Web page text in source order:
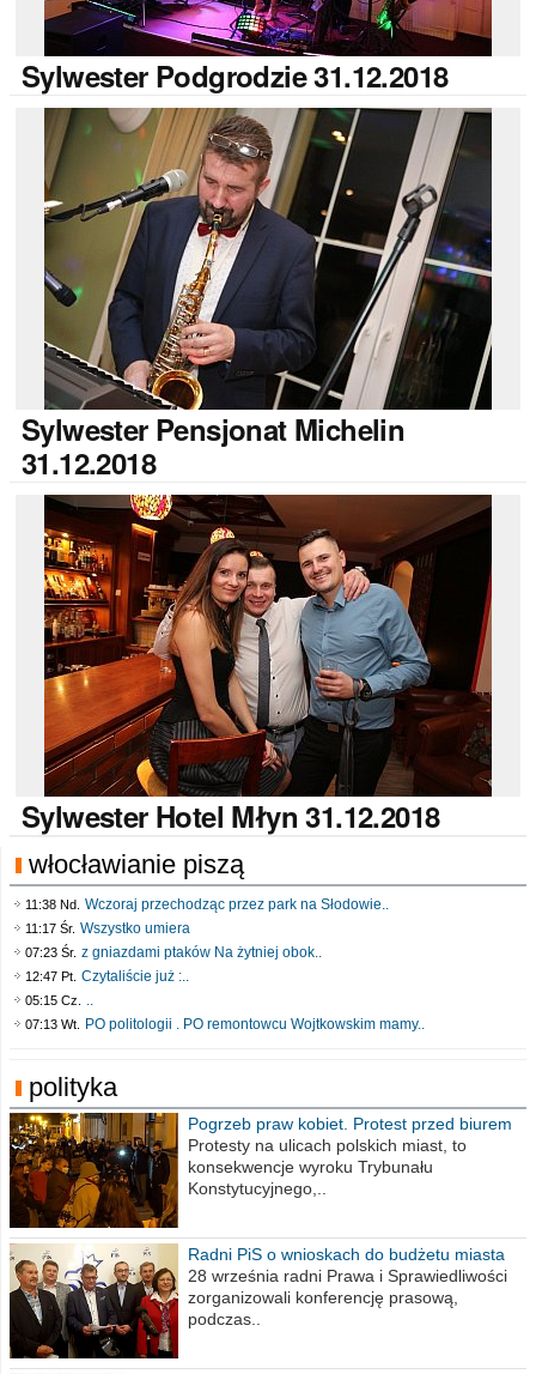
SylwesterPodgrodzie 31.12.2018
SylwesterPensjonat Michelin
31.12.2018
SylwesterHotel Młyn 31.12.2018
włocławianie piszą
11:38 Nd. Wczoraj przechodząc przez park na Słodowie..
11:17 Śr. Wszystko umiera
07:23 Śr. z gniazdami ptaków Na żytniej obok..
12:47 Pt. Czytaliście już :..
05:15 Cz. ..
07:13 Wt. PO politologii . PO remontowcu Wojtkowskim mamy..
polityka
Pogrzeb praw kobiet. Protest przed biurem
poselskim PiS
Protesty na ulicach polskich miast, to
konsekwencje wyroku Trybunału
Konstytucyjnego,..
Radni PiS o wnioskach do budżetu miasta
na 2021 rok
28 września radni Prawa i Sprawiedliwości
zorganizowali konferencję prasową,
podczas..